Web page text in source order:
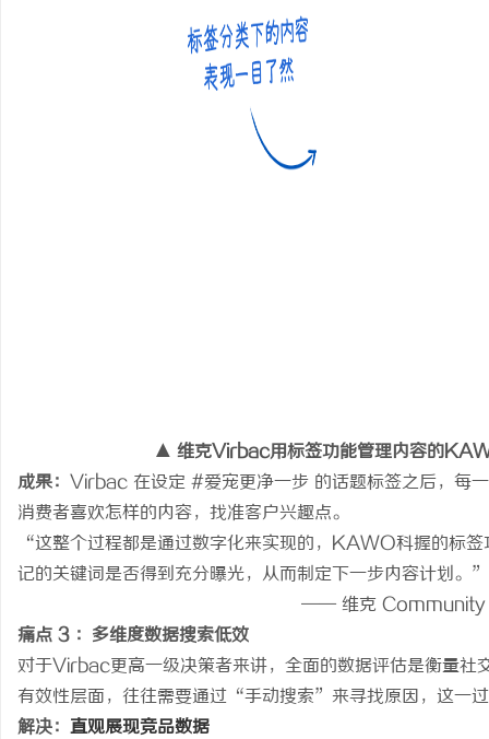
▲ 维克Virbac用标签功能管理内容的
成果： Virbac 在设定 #爱宠更净一步 的话题标签之后，每
消费者喜欢怎样的内容，找准客户兴趣点。
“这整个过程都是通过数字化来实现的，KAWO科握的标
记的关键词是否得到充分曝光，从而制定下一步内容计划。”
—— 维克 Community
痛点 3 ：多维度数据搜索低效
对于Virbac更高一级决策者来讲，全面的数据评估是衡量社
有效性层面，往往需要通过“手动搜索”来寻找原因，这一
解决： 直观展现竞品数据